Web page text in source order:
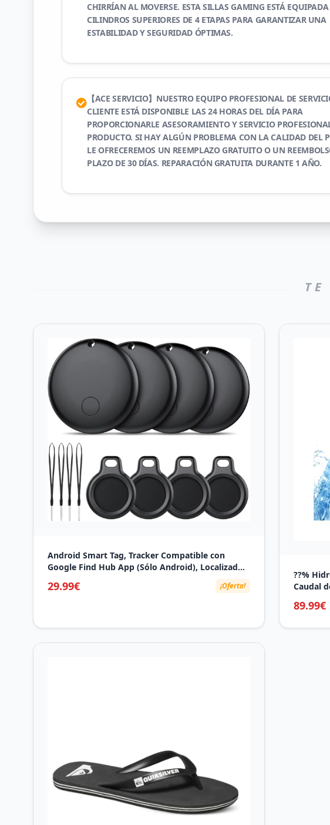
CHIRRÍAN AL MOVERSE. ESTA SILLAS GAMING ESTÁ
CILINDROS SUPERIORES DE 4 ETAPAS PARA GARANTIZAR UNA
ESTABILIDAD Y SEGURIDAD ÓPTIMAS.
【ACE SERVICIO】NUESTRO EQUIPO PROFESIONAL DE
CLIENTE ESTÁ DISPONIBLE LAS 24 HORAS DEL DÍA PARA
PROPORCIONARLE ASESORAMIENTO Y SERVICIO
PRODUCTO. SI HAY ALGÚN PROBLEMA CON LA CALIDAD DEL
LE OFRECEREMOS UN REEMPLAZO GRATUITO O UN
PLAZO DE 30 DÍAS. REPARACIÓN GRATUITA DURANTE 1 AÑO.
TE
Android Smart Tag, Tracker Compatible con
Google Find Hub App (Sólo Android), Localizador
Bluetooth, Rastreador para Llaves, Cartera,
Equipaje, Impermeable IP68, 4 Negro
29.99€ ¡Oferta!
??%
Caudal
para
7m,
89.99€